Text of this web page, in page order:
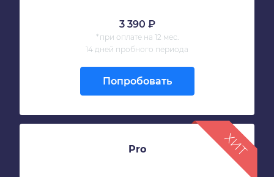
3 390 ₽
*при оплате на 12 мес.
14 дней пробного периода
Попробовать
Pro